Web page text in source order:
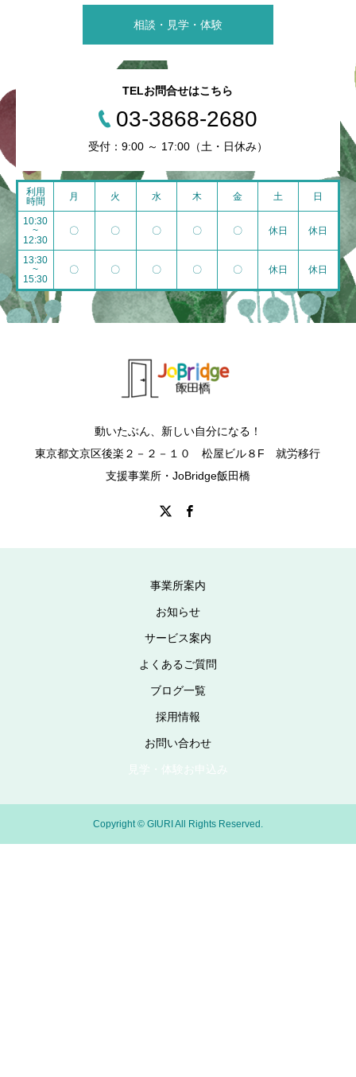
相談・見学・体験
TELお問合せはこちら
03-3868-2680
受付：9:00 ～ 17:00（土・日休み）
利用
時間
月 火 水 木 金 土 日
10:30
~
12:30
〇 〇 〇 〇 〇 休日 休日
13:30
~
15:30
〇 〇 〇 〇 〇 休日 休日
動いたぶん、新しい自分になる！
東京都文京区後楽２－２－１０ 松屋ビル８F 就労移行
支援事業所・JoBridge飯田橋
事業所案内
お知らせ
サービス案内
よくあるご質問
ブログ一覧
採用情報
お問い合わせ
見学・体験お申込み
Copyright © GIURI All Rights Reserved.